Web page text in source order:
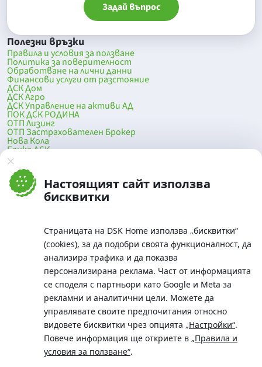
Настоящият сайт използва
бисквитки
Страницата на DSK Home използва „бисквитки“
(cookies), за да подобри своята функционалност, да
анализира трафика и да показва
персонализирана реклама. Част от информацията
се споделя с партньори като Google и Meta за
рекламни и аналитични цели. Можете да
управлявате своите предпочитания относно
видовете бисквитки чрез опцията „Настройки“.
Повече информация ще откриете в „Правила и
условия за ползване“.
Задай въпрос
Полезни връзки
Правила и условия за ползване
Политика за поверителност
Обработване на лични данни
Финансови услуги от разстояние
ДСК Дом
ДСК Агро
ДСК Управление на активи АД
ПОК ДСК РОДИНА
ОТП Лизинг
ОТП Застрахователен Брокер
Нова Кола
Банка ДСК
DSK Mobile
Оферти за продажба от Банка ДСК
Клонова мрежа и банкомати
До началото на страницата
Телефон:
0700 10 375 / *2375
Московска No.19 / ул. Г. Бенковски No. 5, София 1036
SWIFT/BIC: